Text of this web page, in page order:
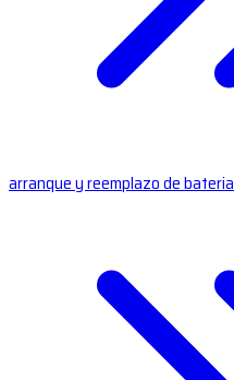
arranque y reemplazo de bateria